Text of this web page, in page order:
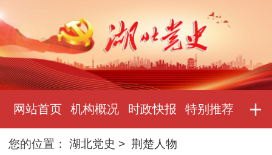
网站首页 机构概况 时政快报 特别推荐
您的位置：湖北党史 >荆楚人物